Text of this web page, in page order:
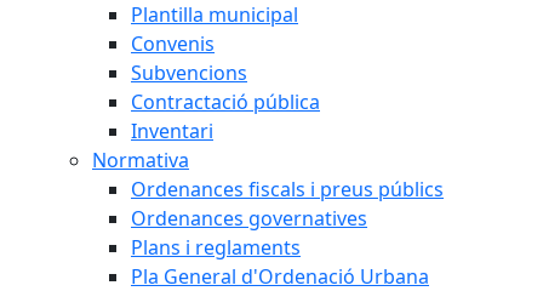
Plantilla municipal
Convenis
Subvencions
Contractació pública
Inventari
Normativa
Ordenances fiscals i preus públics
Ordenances governatives
Plans i reglaments
Pla General d'Ordenació Urbana